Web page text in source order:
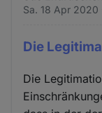
Sa. 18 Apr 2020
Die
Die